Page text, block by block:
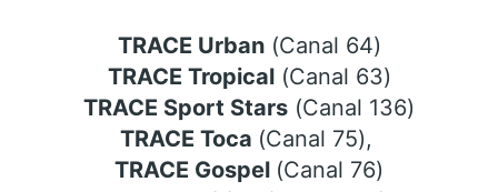
TRACE Urban(Canal 64)
TRACE Tropical(Canal 63)
TRACE Sport Stars (Canal 136)
TRACE Toca (Canal 75),
TRACE Gospel (Canal 76)